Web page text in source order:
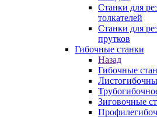
Станки для
толкателей
Станки для
прутков
Гибочные станки
Назад
Гибочные
Зиговочные